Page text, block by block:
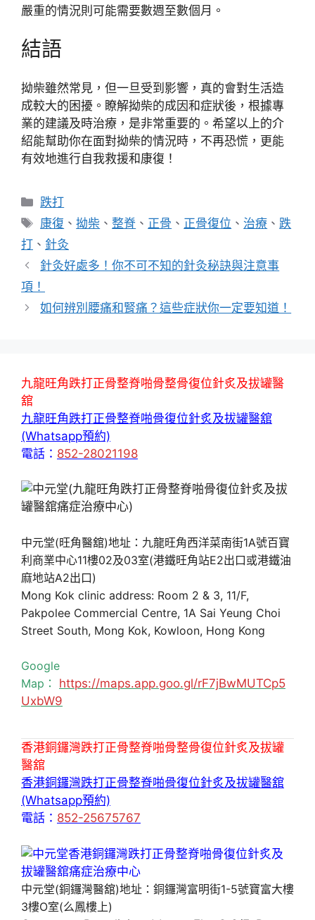
嚴重的情況則可能需要數週至數個月。
結語
拗柴雖然常見，但一旦受到影響，真的會對生活造
成較大的困擾。瞭解拗柴的成因和症狀後，根據專
業的建議及時治療，是非常重要的。希望以上的介
紹能幫助你在面對拗柴的情況時，不再恐慌，更能
有效地進行自我救援和康復！
分
類
跌打
標
籤
康復 、拗柴 、整脊 、 正骨 、 正骨復位 、 治療 、 跌
打 、 針灸
針灸好處多！你不可不知的針灸秘訣與注意事
項！
如何辨別腰痛和腎痛？這些症狀你一定要知道！
九龍旺角跌打正骨整脊啪骨整骨復位針炙及拔罐醫
舘
九龍旺角跌打正骨整脊啪骨復位針炙及拔罐醫舘
(Whatsapp預約)
電話： 852-28021198
中元堂(旺角醫舘)地址：九龍旺角西洋菜南街1A號百寶
利商業中心11樓02及03室(港鐵旺角站E2出口或港鐵油
麻地站A2出口)
Mong Kok clinic address: Room 2 & 3, 11/F,
Pakpolee Commercial Centre, 1A Sai Yeung Choi
Street South, Mong Kok, Kowloon, Hong Kong
Google
Map： https://maps.app.goo.gl/rF7jBwMUTCp5
UxbW9
香港銅鑼灣跌打正骨整脊啪骨整骨復位針炙及拔罐
醫舘
香港銅鑼灣跌打正骨整脊啪骨復位針炙及拔罐醫舘
(Whatsapp預約)
電話： 852-25675767
中元堂(銅鑼灣醫舘)地址：銅鑼灣富明街1-5號寶富大樓
3樓O室(么鳳樓上)